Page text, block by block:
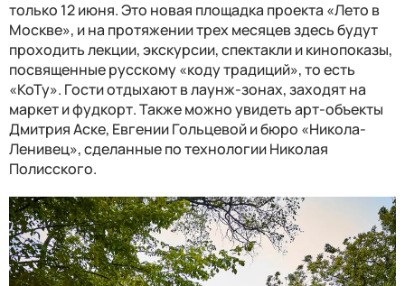
только 12 июня. Это новая площадка проекта «Лето в
Москве», и на протяжении трех месяцев здесь будут
проходить лекции, экскурсии, спектакли и кинопоказы,
посвященные русскому «коду традиций», то есть
«КоТу». Гости отдыхают в лаунж-зонах, заходят на
маркет и фудкорт. Также можно увидеть арт-объекты
Дмитрия Аске, Евгении Гольцевой и бюро «Никола-
Ленивец», сделанные по технологии Николая
Полисского.